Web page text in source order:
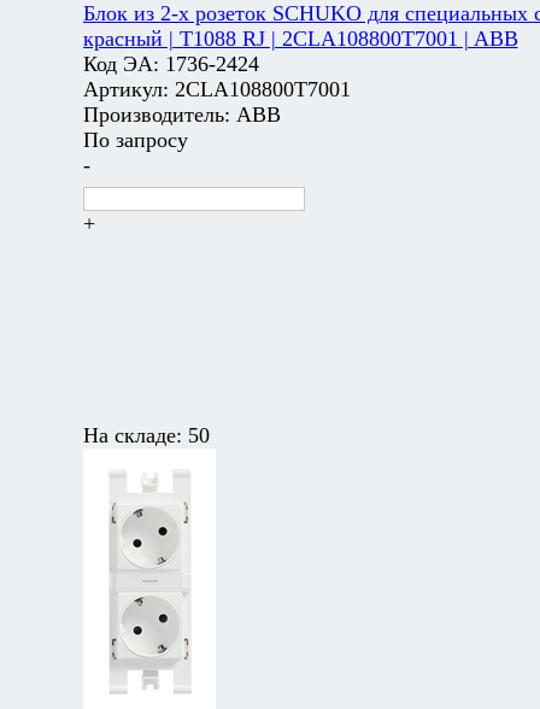
Блок из 2-х розеток SCHUKO для специальных
красный | T1088 RJ | 2CLA108800T7001 | ABB
Код ЭА: 1736-2424
Артикул: 2CLA108800T7001
Производитель: ABB
По запросу
-
+
На складе: 50